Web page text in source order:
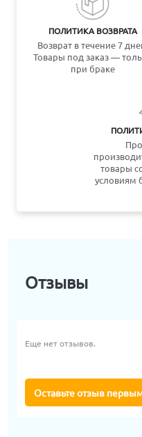
ПОЛИТИКА ВОЗВРАТА
Возврат в течение 7
Товары под заказ —
при браке
товары
условиям
Отзывы
Еще нет отзывов.
Оставьте отзыв